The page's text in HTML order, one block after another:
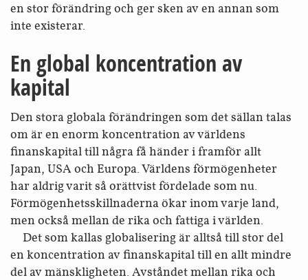
en stor förändring och ger sken av en annan som
inte existerar.
En global koncentration av
kapital
Den stora globala förändringen som det sällan talas
om är en enorm koncentration av världens
finanskapital till några få händer i framför allt
Japan, USA och Europa. Världens förmögenheter
har aldrig varit så orättvist fördelade som nu.
Förmögenhetsskillnaderna ökar inom varje land,
men också mellan de rika och fattiga i världen.
Det som kallas globalisering är alltså till stor del
en koncentration av finanskapital till en allt mindre
del av mänskligheten. Avståndet mellan rika och